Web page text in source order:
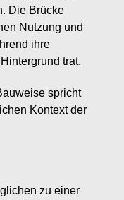
Die Brücke
Nutzung und
ihre
trat.
spricht
Kontext der
zu einer